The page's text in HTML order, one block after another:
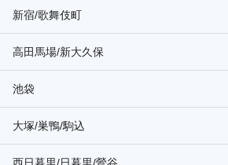
新宿/歌舞伎町
高田馬場/新大久保
池袋
大塚/巣鴨/駒込